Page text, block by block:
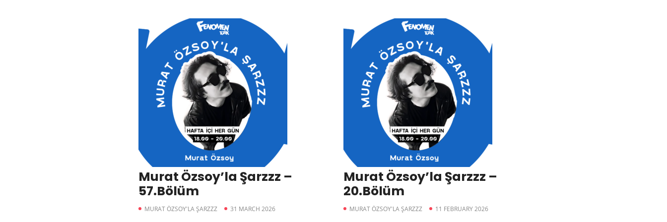
Murat Özsoy’la Şarzzz –
57.Bölüm
MURAT ÖZSOY'LA ŞARZZZ 31 MARCH 2026
Murat Özsoy’la Şarzzz –
20.Bölüm
MURAT ÖZSOY'LA ŞARZZZ 11 FEBRUARY 2026